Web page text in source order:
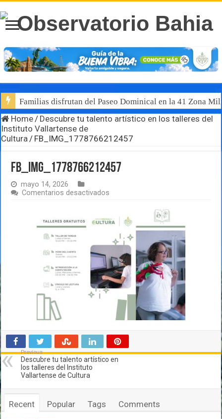
Familias disfrutan del Paseo Dominical en la 41 Zona
Home/ Descubre tu talento artístico en los talleres del
Instituto Vallartense de
Cultura/ FB_IMG_1778766212457
FB_IMG_1778766212457
mayo 14, 2026
Comentarios desactivados
Previous
Descubre tu talento artístico en
los talleres del Instituto
Vallartense de Cultura
Recent Popular Tags Comments